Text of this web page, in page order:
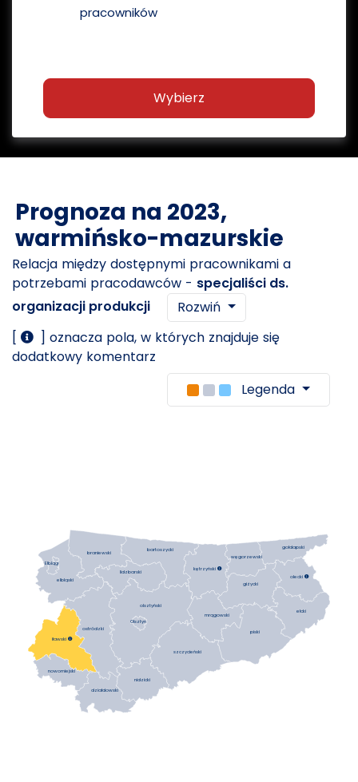
pracowników
Wybierz
Prognoza na 2023,
warmińsko-mazurskie
Relacja między dostępnymi pracownikami a
potrzebami pracodawców - specjaliści ds.
organizacji produkcji
Rozwiń
[
] oznacza pola, w których znajduje się
dodatkowy komentarz
Legenda
bartoszycki
braniewski
działdowski
elbląski
ełcki
giżycki
iławski 
kętrzyński
lidzbarski
mrągowski
nidzicki
nowomiejski
olecki
olsztyński
ostródzki piski
szczycieński
gołdapski
węgorzewski
Elbląg
Olsztyn